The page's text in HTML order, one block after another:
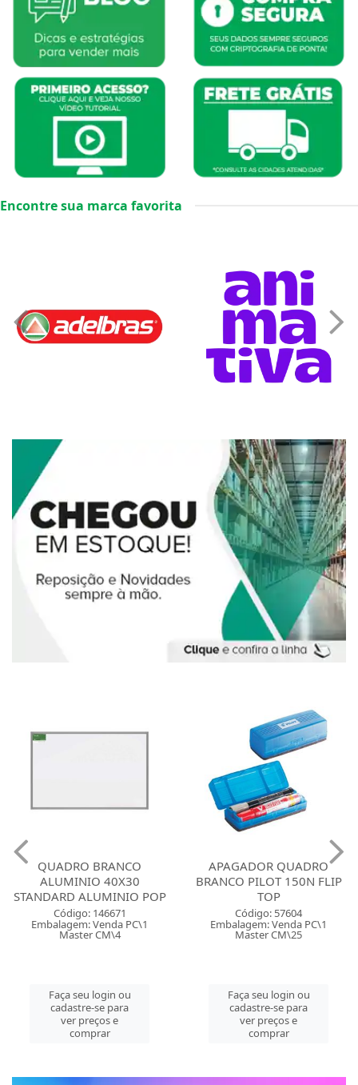
Encontre sua marca favorita
APAGADOR QUADRO
BRANCO PILOT 150N FLIP
TOP
Código: 57604
Embalagem: Venda PC\1
Master CM\25
Faça seu login ou
cadastre-se para
ver preços e
comprar
CANETA MARCA TEXTO
LUMICOLOR SOFT PASTEL
COM 60 SORTIDO
Código: 132092
Embalagem: Venda DP\1
Master DP\1
Faça seu login ou
cadastre-se para
ver preços e
comprar